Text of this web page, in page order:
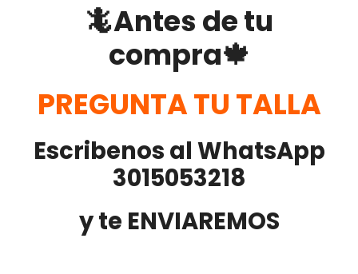
🦎Antes de tu
compra🍁
PREGUNTA TU TALLA
Escribenos al WhatsApp
3015053218
y te ENVIAREMOS